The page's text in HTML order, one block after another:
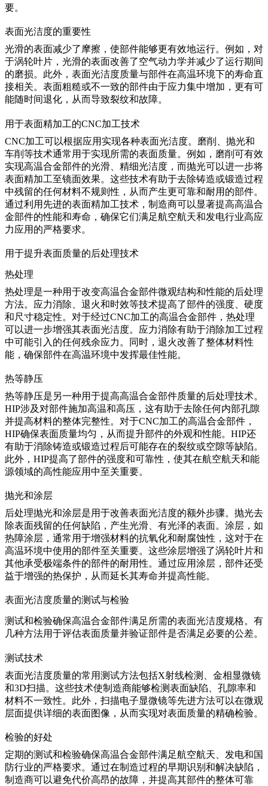
要。
表面光洁度的重要性
光滑的表面减少了摩擦，使部件能够更有效地运行。例如，对
于涡轮叶片，光滑的表面改善了空气动力学并减少了运行期间
的磨损。此外，表面光洁度质量与部件在高温环境下的寿命直
接相关。表面粗糙或不一致的部件由于应力集中增加，更有可
能随时间退化，从而导致裂纹和故障。
用于表面精加工的CNC加工技术
CNC加工可以根据应用实现各种表面光洁度。磨削、抛光和
车削等技术通常用于实现所需的表面质量。例如，磨削可有效
实现高温合金部件的光滑、精细光洁度，而抛光可以进一步将
表面精加工至镜面效果。这些技术有助于去除铸造或锻造过程
中残留的任何材料不规则性，从而产生更可靠和耐用的部件。
通过利用先进的表面精加工技术，制造商可以显著提高高温合
金部件的性能和寿命，确保它们满足航空航天和发电行业高应
力应用的严格要求。
用于提升表面质量的后处理技术
热处理
热处理是一种用于改变高温合金部件微观结构和性能的后处理
方法。应力消除、退火和时效等技术提高了部件的强度、硬度
和尺寸稳定性。对于经过CNC加工的高温合金部件，热处理
可以进一步增强其表面光洁度。 应力消除有助于消除加工过程
中可能引入的任何残余应力。同时， 退火改善了整体材料性
能，确保部件在高温环境中发挥最佳性能。
热等静压
热等静压是另一种用于提高高温合金部件质量的后处理技术。
HIP涉及对部件施加高温和高压，这有助于去除任何内部孔隙
并提高材料的整体完整性。对于CNC加工的高温合金部件，
HIP确保表面质量均匀，从而提升部件的外观和性能。HIP还
有助于消除铸造或锻造过程后可能存在的裂纹或空隙等缺陷。
此外， HIP提高了部件的强度和可靠性，使其在航空航天和能
源领域的高性能应用中至关重要。
抛光和涂层
后处理抛光和涂层是用于改善表面光洁度的额外步骤。抛光去
除表面残留的任何缺陷，产生光滑、有光泽的表面。涂层，如
热障涂层 ，通常用于增强材料的抗氧化和耐腐蚀性，这对于在
高温环境中使用的部件至关重要。这些涂层增强了涡轮叶片和
其他承受极端条件的部件的耐用性。通过应用涂层，部件还受
益于增强的热保护，从而延长其寿命并提高性能。
表面光洁度质量的测试与检验
测试和检验确保高温合金部件满足所需的表面光洁度规格。有
几种方法用于评估表面质量并验证部件是否满足必要的公差。
测试技术
表面光洁度质量的常用测试方法包括X射线检测
金相显微镜
和3D扫描。这些技术使制造商能够检测表面缺陷、孔隙率和
材料不一致性。此外， 扫描电子显微镜等先进方法可以在微观
层面提供详细的表面图像，从而实现对表面质量的精确检验。
检验的好处
定期的测试和检验确保高温合金部件满足航空航天、发电和国
防行业的严格要求。通过在制造过程的早期识别和解决缺陷，
制造商可以避免代价高昂的故障，并提高其部件的整体可靠